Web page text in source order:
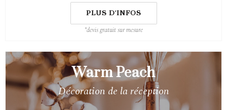
PLUS D'INFOS
*devis gratuit sur mesure
Warm Peach
Décoration de la réception